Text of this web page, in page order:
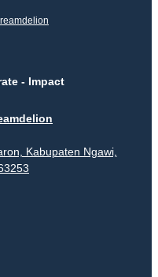
- Impact
Kabupaten Ngawi,